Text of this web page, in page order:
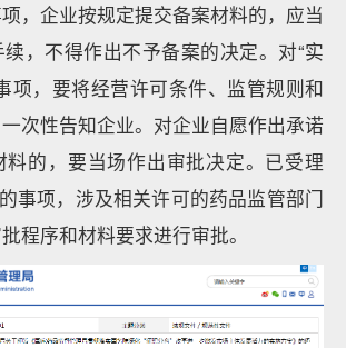
，企业按规定提交备案材料的，应当
，不得作出不予备案的决定。对“实
项，要将经营许可条件、监管规则和
次性告知企业。对企业自愿作出承诺
的，要当场作出审批决定。已受理
事项，涉及相关许可的药品监管部门
程序和材料要求进行审批。